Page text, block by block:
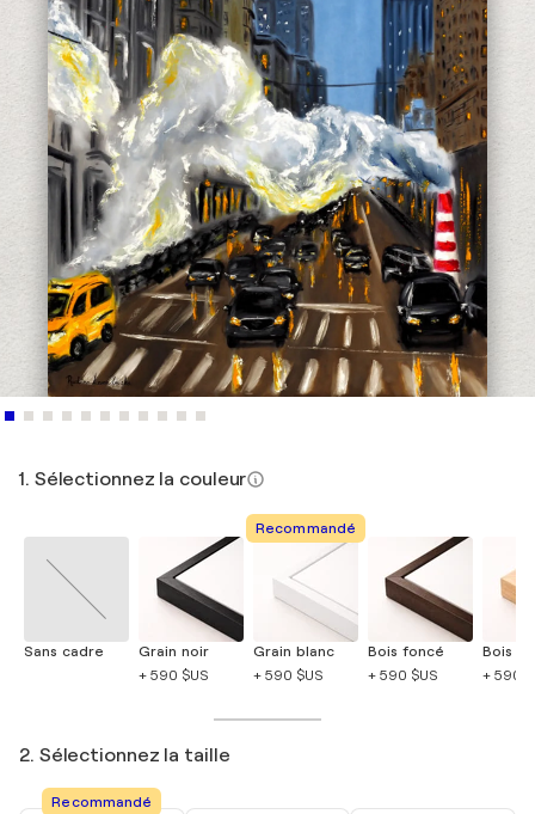
1. Sélectionnez la couleur
Sans cadre
Grain noir
+ 590 $US
Recommandé
Grain blanc
+ 590 $US
Bois foncé
+ 590 $US
Bois
+ 590
2. Sélectionnez la taille
Recommandé